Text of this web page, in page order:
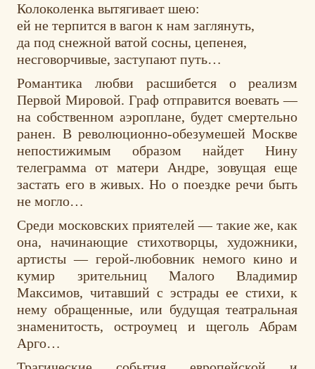
Колоколенка вытягивает шею:
ей не терпится в вагон к нам заглянуть,
да под снежной ватой сосны, цепенея,
несговорчивые, заступают путь…
Романтика любви расшибется о реализм
Первой Мировой. Граф отправится воевать —
на собственном аэроплане, будет смертельно
ранен. В революционно-обезумешей Москве
непостижимым образом найдет Нину
телеграмма от матери Андре, зовущая еще
застать его в живых. Но о поездке речи быть
не могло…
Среди московских приятелей — такие же, как
она, начинающие стихотворцы, художники,
артисты — герой-любовник немого кино и
кумир зрительниц Малого Владимир
Максимов, читавший с эстрады ее стихи, к
нему обращенные, или будущая театральная
знаменитость, остроумец и щеголь Абрам
Арго…